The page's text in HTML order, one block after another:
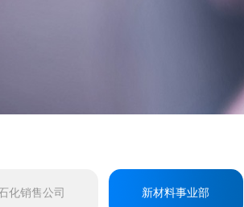
化销售公司 新材料事业部